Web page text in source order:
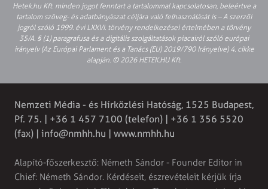
Hetek.hu Kft. minden jogot fenntart a tartalommal kapcsolatosan, beleértve a
tartalom szöveg- és adatbányászat céljára való felhasználását is – A szerzői
jogról szóló 1999. évi LXXVI. törvény rendelkezései értelmében a törvény
35/A. § (1) paragrafusa és a digitális szolgáltatások piacairól szóló európai
irányelv (Az Európai Parlament és a Tanács (EU) 2019/790 Irányelve) 4. cikke
alapján. © 2026 HETEK.HU Kft.
Nemzeti Média - és Hírközlési Hatóság, 1525 Budapest,
Pf. 75. | +36 1 457 7100 (telefon) | +36 1 356 5520
(fax) | info@nmhh.hu | www.nmhh.hu
Alapító-főszerkesztő: Németh Sándor - Founder Editor in
Chief: Németh Sándor. Kérdéseit, észrevételeit kérjük írja